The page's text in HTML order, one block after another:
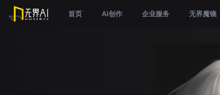
首页 AI创作 企业服务 无界魔镜